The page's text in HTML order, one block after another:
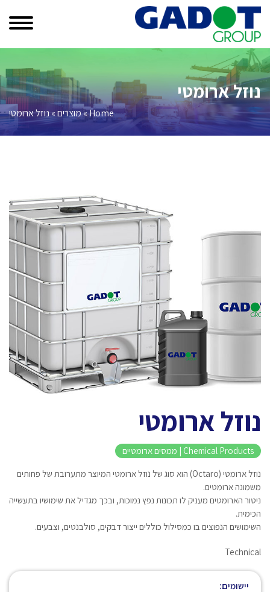
נוזל ארומטי
Home
»מוצרים» נוזל ארומטי
נוזל ארומטי
Chemical Products | ממסים ארומטיים
נוזל ארומטי (Octaro) הוא סוג של נוזל ארומטי המיוצר מתערובת של פחותים
משמונה ארומטים.
ניטור הארומטים מעניק לו תכונות נפץ נמוכות, ובכך מגדיל את שימושיו בתעשייה
הכימית.
השימושים הנפוצים בו כמסילול כוללים ייצור דבקים, סולבנטים, וצבעים.
Technical
יישומים: